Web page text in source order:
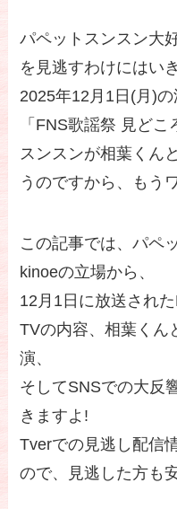
パペットスンスン大
を見逃すわけにはい
2025年12月1日(月)
「FNS歌謡祭 見どこ
スンスンが相葉くん
うのですから、もう
この記事では、パペ
kinoeの立場から、
12月1日に放送され
TVの内容、相葉くん
演、
そしてSNSでの大反
きますよ!
Tverでの見逃し配信
ので、見逃した方も